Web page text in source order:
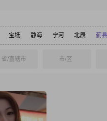
宝坻 静海 宁河 北辰 蓟县
省/直辖市 市/区